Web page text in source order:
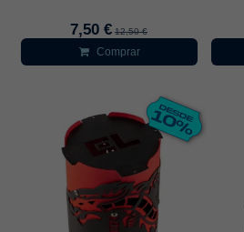
7,50 € 12,50 €
Comprar